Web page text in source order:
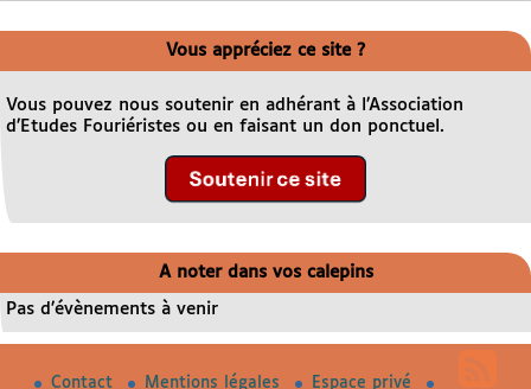
Vous appréciez ce site ?
Vous pouvez nous soutenir en adhérant à l’Association
d’Etudes Fouriéristes ou en faisant un don ponctuel.
A noter dans vos calepins
Pas d’évènements à venir
Contact Mentions légales Espace privé